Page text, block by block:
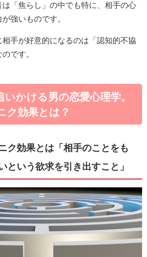
は「焦らし」の中でも特に、相手の心
強いものです。
手が好意的になるのは「認知的不協
です。
いかける男の恋愛心理学。
ク効果とは？
ク効果とは「相手のことをも
という欲求を引き出すこと」